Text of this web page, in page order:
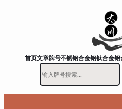
首页文章牌号不锈钢合金钢钛合金铝